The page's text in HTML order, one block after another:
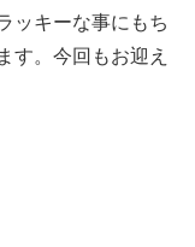
ッキーな事にもち
す。今回もお迎え